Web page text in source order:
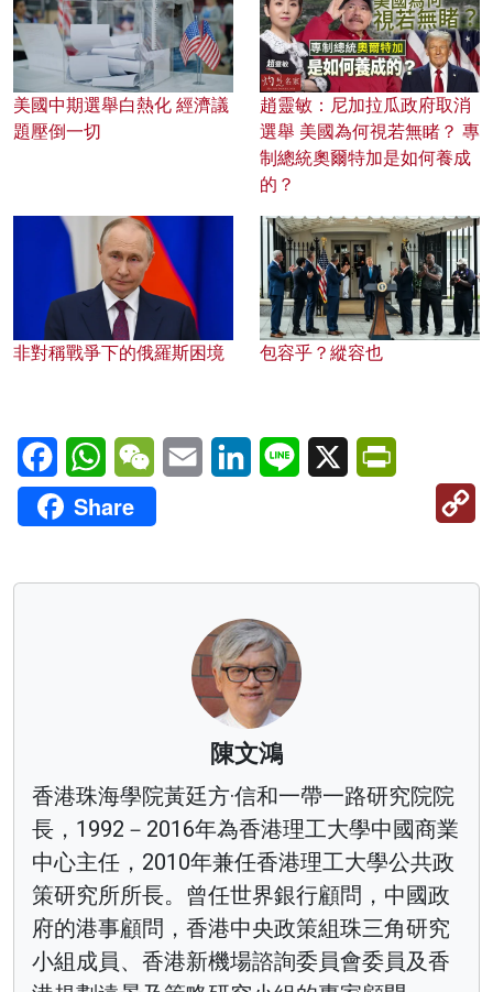
美國中期選舉白熱化 經濟議
題壓倒一切
趙靈敏：尼加拉瓜政府取消
選舉 美國為何視若無睹？ 專
制總統奧爾特加是如何養成
的？
非對稱戰爭下的俄羅斯困境 包容乎？縱容也
FacebookWhatsAppWeChatEmail LinkedInLine X
Share
陳文鴻
香港珠海學院黃廷方·信和一帶一路研究院院
長，1992－2016年為香港理工大學中國商業
中心主任，2010年兼任香港理工大學公共政
策研究所所長。曾任世界銀行顧問，中國政
府的港事顧問，香港中央政策組珠三角研究
小組成員、香港新機場諮詢委員會委員及香